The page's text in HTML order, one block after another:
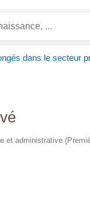
dans le secteur
et administrative